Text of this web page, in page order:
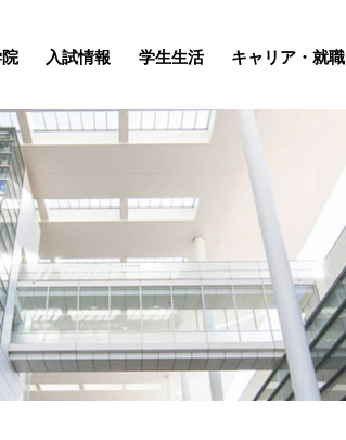
入試情報 学生生活 キャリア・就職